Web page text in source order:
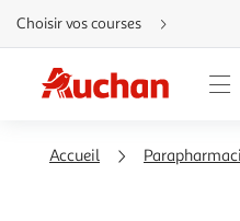
Aller
directement
au
Aller
directement
à
Aller
directement
Choisir vos courses
Accueil